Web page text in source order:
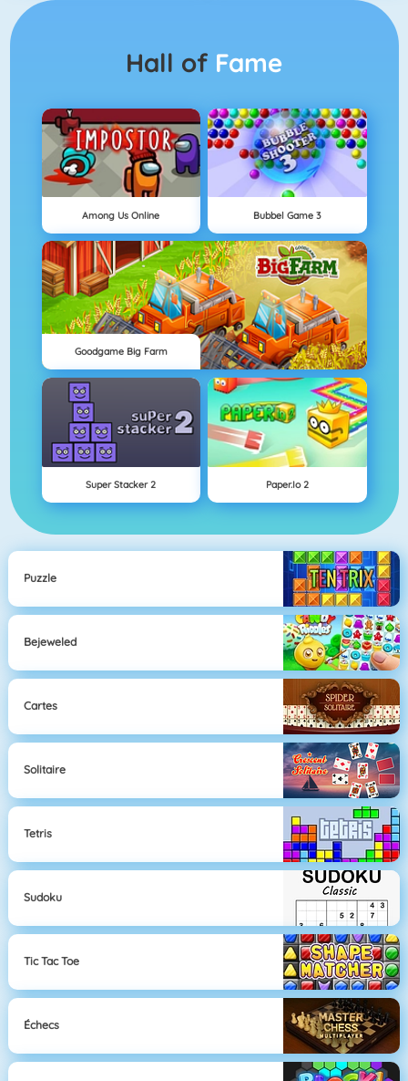
Hall of Fame
Among Us Online Bubbel Game 3
Goodgame Big Farm
Super Stacker 2 Paper.io 2
Puzzle
Bejeweled
Cartes
Solitaire
Tetris
Sudoku
Tic Tac Toe
Échecs